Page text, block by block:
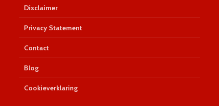
Disclaimer
Privacy Statement
Contact
Blog
Cookieverklaring